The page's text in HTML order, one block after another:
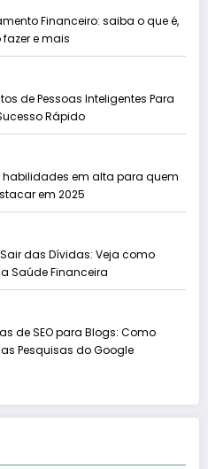
Financeiro: saiba o que é,
e mais
de Pessoas Inteligentes Para
Rápido
habilidades em alta para quem
em 2025
das Dívidas: Veja como
Saúde Financeira
de SEO para Blogs: Como
Pesquisas do Google